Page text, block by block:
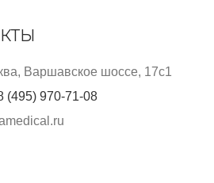
Варшавское шоссе, 17с1
(495) 970-71-08